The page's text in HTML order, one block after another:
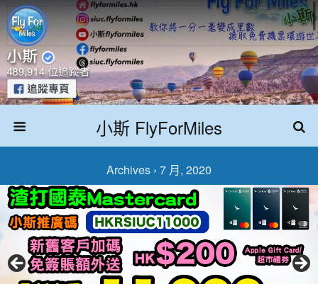
小斯 FlyForMiles
Archives › 7 月, 2020